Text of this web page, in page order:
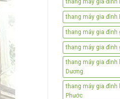
thang máy gia đình
thang máy gia đình
thang máy gia đình
thang máy gia đình
thang máy gia đình
Dương
thang máy gia đình
Phước